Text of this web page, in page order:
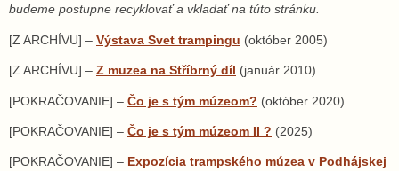
budeme postupne recyklovať a vkladať na túto stránku.
[Z ARCHÍVU] – Výstava Svet trampingu (október 2005)
[Z ARCHÍVU] – Z muzea na Stříbrný díl (január 2010)
[POKRAČOVANIE] – Čo je s tým múzeom? (október 2020)
[POKRAČOVANIE] – Čo je s tým múzeom II ? (2025)
[POKRAČOVANIE] – Expozícia trampského múzea v Podhájskej